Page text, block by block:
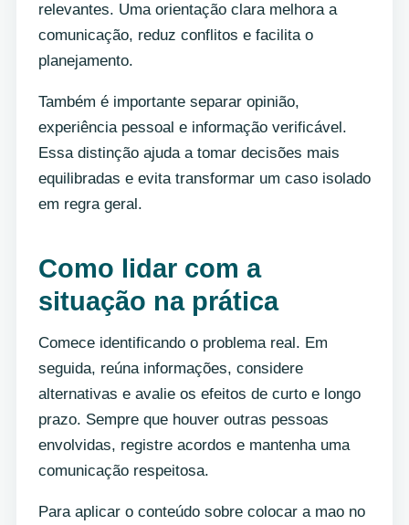
relevantes. Uma orientação clara melhora a
comunicação, reduz conflitos e facilita o
planejamento.
Também é importante separar opinião,
experiência pessoal e informação verificável.
Essa distinção ajuda a tomar decisões mais
equilibradas e evita transformar um caso isolado
em regra geral.
Como lidar com a
situação na prática
Comece identificando o problema real. Em
seguida, reúna informações, considere
alternativas e avalie os efeitos de curto e longo
prazo. Sempre que houver outras pessoas
envolvidas, registre acordos e mantenha uma
comunicação respeitosa.
Para aplicar o conteúdo sobre colocar a mao no